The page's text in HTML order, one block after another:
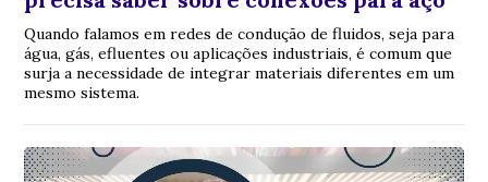
Quando falamos em redes de condução de fluidos, seja para
água, gás, efluentes ou aplicações industriais, é comum que
surja a necessidade de integrar materiais diferentes em um
mesmo sistema.